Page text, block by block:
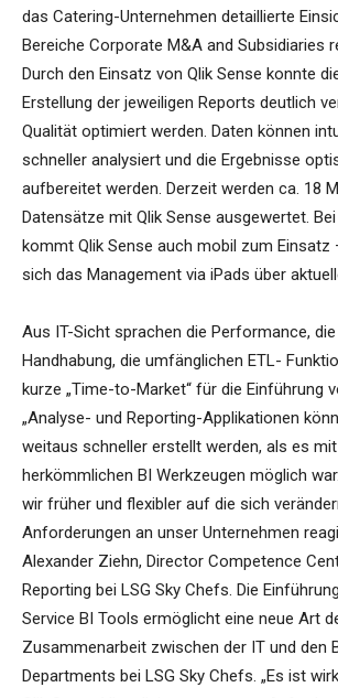
das Catering-Unternehmen detaillierte
Bereiche Corporate M&A and Subsidiaries
Durch den Einsatz von Qlik Sense konnte
Erstellung der jeweiligen Reports deutlich
Qualität optimiert werden. Daten können
schneller analysiert und die Ergebnisse
aufbereitet werden. Derzeit werden ca. 18
Datensätze mit Qlik Sense ausgewertet.
kommt Qlik Sense auch mobil zum
sich das Management via iPads über
Aus IT-Sicht sprachen die Performance,
Handhabung, die umfänglichen ETL-
kurze „Time-to-Market“ für die Einführung
„Analyse- und Reporting-Applikationen
weitaus schneller erstellt werden, als es
herkömmlichen BI Werkzeugen möglich
wir früher und flexibler auf die sich
Anforderungen an unser Unternehmen
Alexander Ziehn, Director Competence
Reporting bei LSG Sky Chefs. Die
Service BI Tools ermöglicht eine neue Art
Zusammenarbeit zwischen der IT und den
Departments bei LSG Sky Chefs. „Es ist